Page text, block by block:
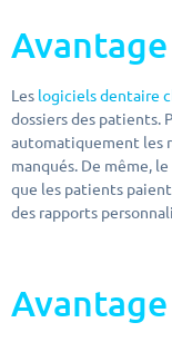
Les logiciels dentaire
dossiers des patients.
automatiquement les
manqués. De même,
que les patients
des rapports